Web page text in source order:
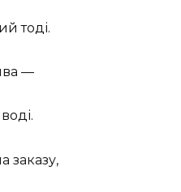
тоді.
—
заказу,